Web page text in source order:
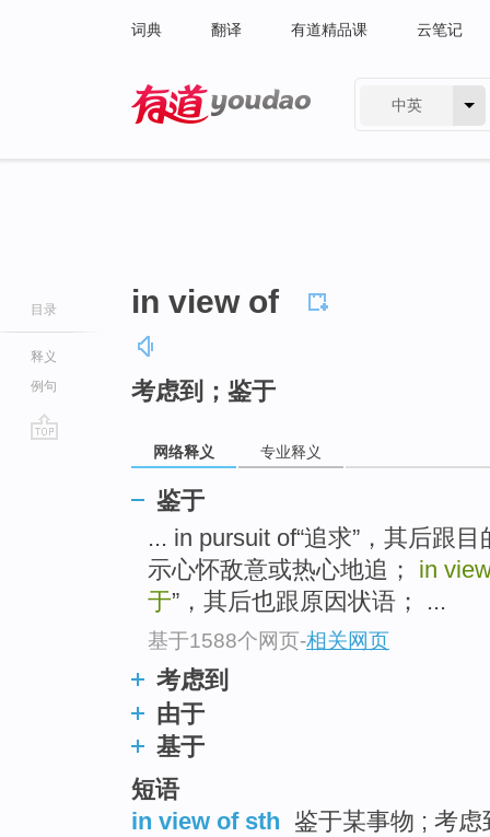
词典 翻译 有道精品课 云笔记
中英
目录
释义
例句
in view of
考虑到；鉴于
网络释义 专业释义
鉴于
... in pursuit of“追求”，其后跟
示心怀敌意或热心地追； in
于”，其后也跟原因状语； ...
基于1588个网页-相关网页
考虑到
由于
基于
短语
in view of sth 鉴于某事物 ; 考